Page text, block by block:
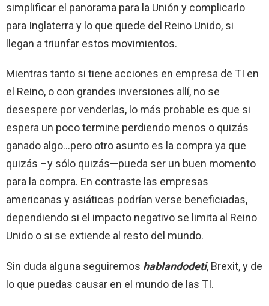
simplificar el panorama para la Unión y complicarlo
para Inglaterra y lo que quede del Reino Unido, si
llegan a triunfar estos movimientos.
Mientras tanto si tiene acciones en empresa de TI en
el Reino, o con grandes inversiones allí, no se
desespere por venderlas, lo más probable es que si
espera un poco termine perdiendo menos o quizás
ganado algo…pero otro asunto es la compra ya que
quizás –y sólo quizás—pueda ser un buen momento
para la compra. En contraste las empresas
americanas y asiáticas podrían verse beneficiadas,
dependiendo si el impacto negativo se limita al Reino
Unido o si se extiende al resto del mundo.
Sin duda alguna seguiremos hablandodeti, Brexit, y de
lo que puedas causar en el mundo de las TI.